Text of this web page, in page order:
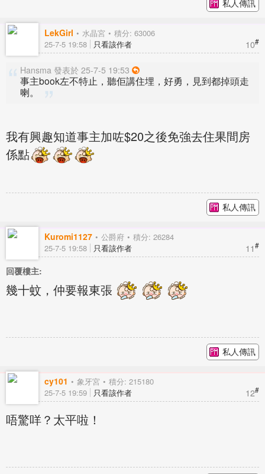
私人傳訊
LekGirl 水晶宮 積分: 63006
10#
25-7-5 19:58 只看該作者
Hansma 發表於 25-7-5 19:53
事主book左不特止，聽佢講住埋，好勇，見到都掉頭走
喇。
我有興趣知道事主加咗$20之後免強去住果間房
係點
私人傳訊
Kuromi1127 公爵府 積分: 26284
11#
25-7-5 19:58 只看該作者
回覆樓主:
幾十蚊，仲要報東張
私人傳訊
cy101 象牙宮 積分: 215180
12#
25-7-5 19:59 只看該作者
唔驚咩？太平啦！